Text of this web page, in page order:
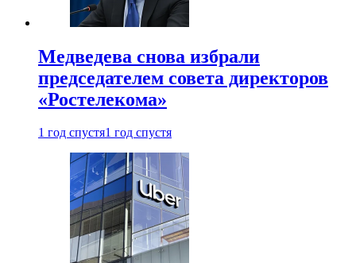
Медведева снова избрали
председателем совета директоров
«Ростелекома»
1 год спустя1 год спустя